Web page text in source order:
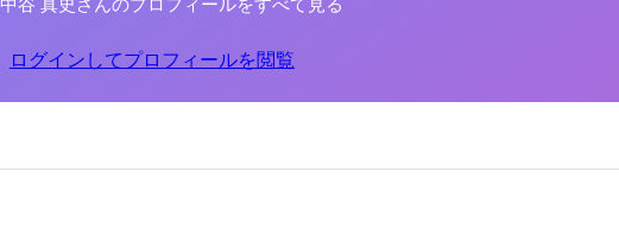
中谷 真史さんのプロフィールをすべて見る
ログインしてプロフィールを閲覧